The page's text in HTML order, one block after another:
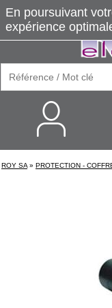
ROY SA » PROTECTION -
En poursuivant
expérience